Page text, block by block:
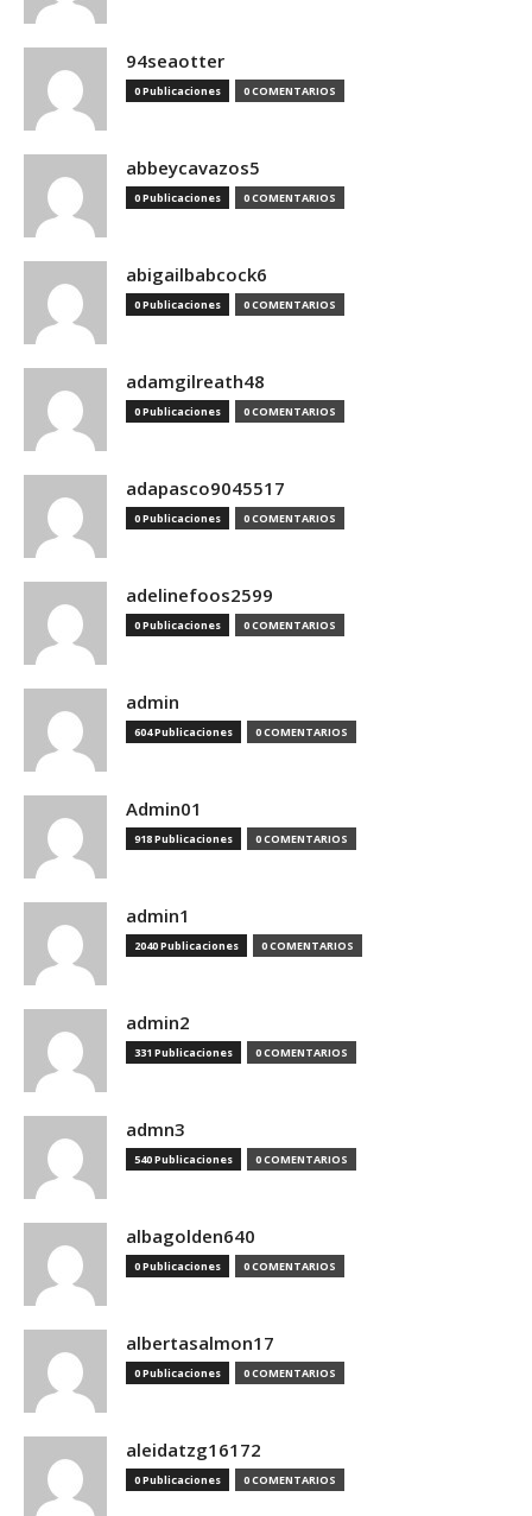
94seaotter
0 Publicaciones 0 COMENTARIOS
abbeycavazos5
0 Publicaciones 0 COMENTARIOS
abigailbabcock6
0 Publicaciones 0 COMENTARIOS
adamgilreath48
0 Publicaciones 0 COMENTARIOS
adapasco9045517
0 Publicaciones 0 COMENTARIOS
adelinefoos2599
0 Publicaciones 0 COMENTARIOS
admin
604 Publicaciones 0 COMENTARIOS
Admin01
918 Publicaciones 0 COMENTARIOS
admin1
2040 Publicaciones 0 COMENTARIOS
admin2
331 Publicaciones 0 COMENTARIOS
admn3
540 Publicaciones 0 COMENTARIOS
albagolden640
0 Publicaciones 0 COMENTARIOS
albertasalmon17
0 Publicaciones 0 COMENTARIOS
aleidatzg16172
0 Publicaciones 0 COMENTARIOS